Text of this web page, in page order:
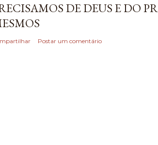
DE DEUS E DO
Postar um comentário